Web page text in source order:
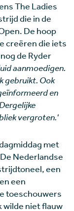
The Ladies
die in de
De hoop
creëren die iets
de Ryder
aanmoedigen.
gebruikt. Ook
en
vergroten.'
met
Nederlandse
een
een
toeschouwers
wilde niet flauw